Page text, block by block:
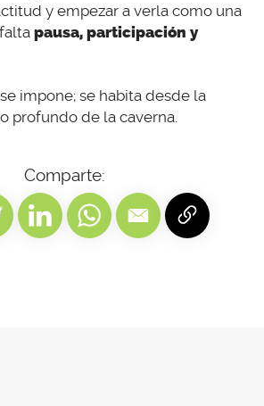
y empezar a verla como una
pausa, participación y
impone; se habita desde la
profundo de la caverna.
Comparte: